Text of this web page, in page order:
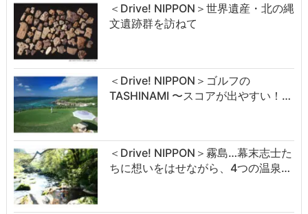
＜Drive! NIPPON＞世界遺産・北の縄
文遺跡群を訪ねて
＜Drive! NIPPON＞ゴルフの
TASHINAMI 〜スコアが出やすい！…
＜Drive! NIPPON＞霧島…幕末志士た
ちに想いをはせながら、4つの温泉…